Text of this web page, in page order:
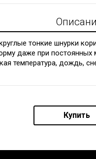
тонкие шнурки
даже при постоянных
температура, дождь,
Купить